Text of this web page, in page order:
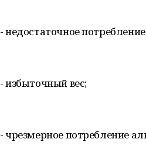
- недостаточное
- избыточный вес;
- чрезмерное потребление